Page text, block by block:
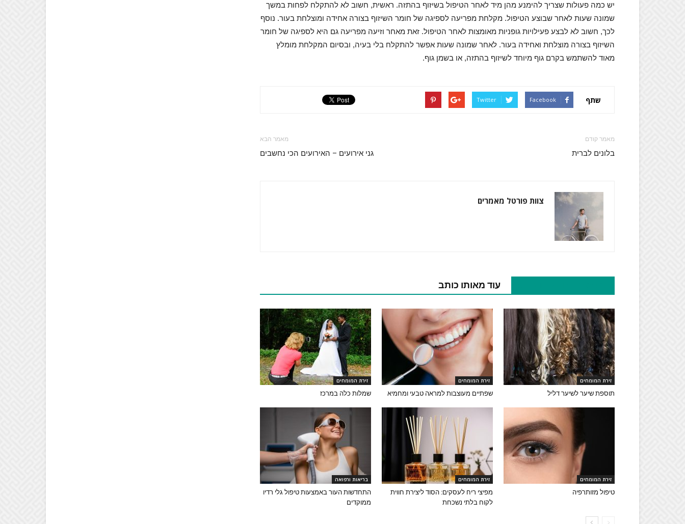
יש כמה פעולות שצריך להימנע מהן מיד לאחר הטיפול בשיזוף בהתזה. ראשית, חשוב לא להתקלח לפחות במשך
שמונה שעות לאחר שבוצע הטיפול. מקלחת מפריעה לספיגה של חומר השיזוף בצורה אחידה ומוצלחת בעור. נוסף
לכך, חשוב לא לבצע פעילויות גופניות מאומצות לאחר הטיפול. זאת מאחר וזיעה מפריעה גם היא לספיגה של חומר
השיזוף בצורה מוצלחת ואחידה בעור. לאחר שמונה שעות אפשר להתקלח בלי בעיה, ובסיום המקלחת מומלץ
מאוד להשתמש בקרם גוף מיוחד לשיזוף בהתזה, או בשמן גוף.
שתף Facebook
Twitter
מאמר קודם
בלונים לברית
מאמר הבא
גני אירועים – האירועים הכי נחשבים
צוות פורטל מאמרים
עוד מאותו כותב
זירת המומחים
תוספת שיער לשיער דליל
זירת המומחים
שפתיים מעוצבות למראה טבעי ומחמיא
זירת המומחים
שמלות כלה במרכז
זירת המומחים
טיפול מזותרפיה
זירת המומחים
מפיצי ריח לעסקים: הסוד ליצירת חווית
לקוח בלתי נשכחת
בריאות ורפואה
התחדשות העור באמצעות טיפול גלי רדיו
ממוקדים